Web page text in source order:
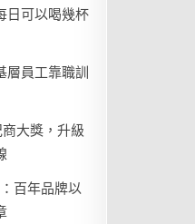
日可以喝幾杯
員工靠職訓
大獎，升級
百年品牌以